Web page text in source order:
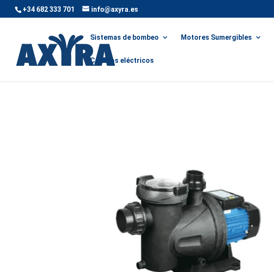
+34 682 333 701 info@axyra.es
Sistemas de bombeo Motores Sumergibles
Cuadros eléctricos